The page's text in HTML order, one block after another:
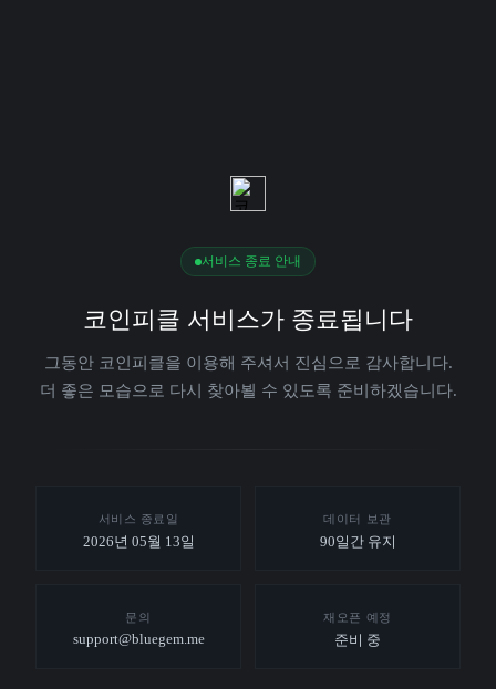
서비스 종료 안내
코인피클 서비스가 종료됩니다
그동안 코인피클을 이용해 주셔서 진심으로 감사합니다.
더 좋은 모습으로 다시 찾아뵐 수 있도록 준비하겠습니다.
서비스 종료일
2026년 05월 13일
데이터 보관
90일간 유지
문의
support@bluegem.me
재오픈 예정
준비 중